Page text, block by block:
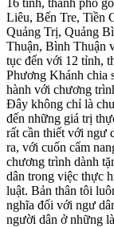
Liêu, Bến Tre, Tiền
Quảng Trị, Quảng
Thuận, Bình Thuận
tục đến với 12 tỉnh,
Phương Khánh chia
hành với chương
Đây không chỉ là
đến những giá trị
rất cần thiết với ngư
ra, với cuốn cẩm
chương trình dành
dân trong việc thực
luật. Bản thân tôi
nghĩa đối với ngư
người dân ở những